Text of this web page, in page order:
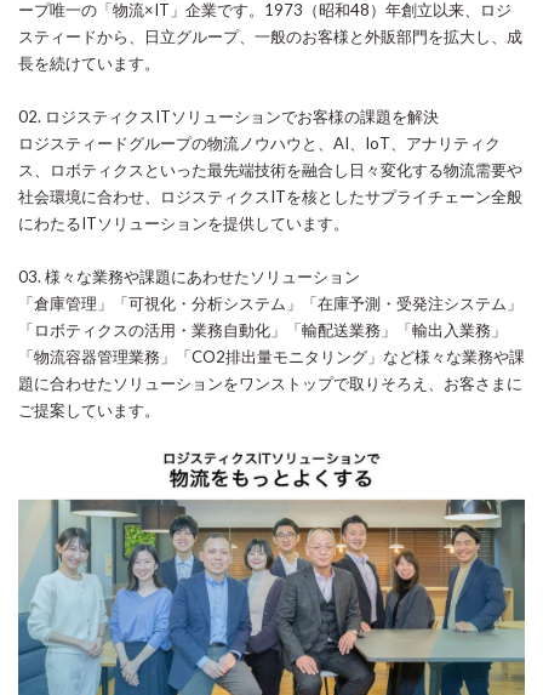
ープ唯一の「物流×IT」企業です。1973（昭和48）年創立以来、ロジ
スティードから、日立グループ、一般のお客様と外販部門を拡大し、成
長を続けています。
02. ロジスティクスITソリューションでお客様の課題を解決
ロジスティードグループの物流ノウハウと、AI、IoT、アナリティク
ス、ロボティクスといった最先端技術を融合し日々変化する物流需要や
社会環境に合わせ、ロジスティクスITを核としたサプライチェーン全般
にわたるITソリューションを提供しています。
03. 様々な業務や課題にあわせたソリューション
「倉庫管理」「可視化・分析システム」「在庫予測・受発注システム」
「ロボティクスの活用・業務自動化」「輸配送業務」「輸出入業務」
「物流容器管理業務」「CO2排出量モニタリング」など様々な業務や課
題に合わせたソリューションをワンストップで取りそろえ、お客さまに
ご提案しています。